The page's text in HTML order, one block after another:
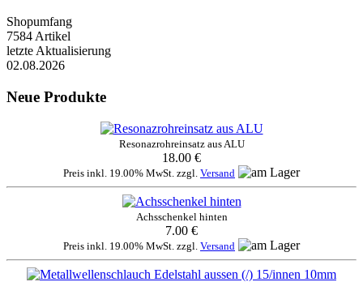
Shopumfang
7584 Artikel
letzte Aktualisierung
02.08.2026
Neue Produkte
Resonazrohreinsatz aus ALU
18.00 €
Preis inkl. 19.00% MwSt. zzgl. Versand
Achsschenkel hinten
7.00 €
Preis inkl. 19.00% MwSt. zzgl. Versand